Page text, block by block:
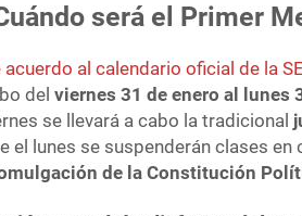
será el Primer
acuerdo al calendario oficial de la
delviernes 31 de enero al lunes
se llevará a cabo la tradicional
el lunes se suspenderán clases
de la Constitución